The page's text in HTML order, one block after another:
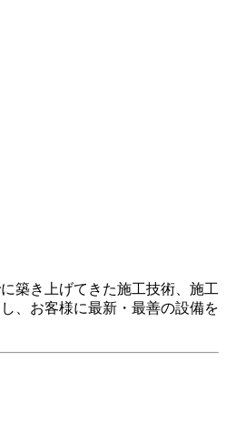
築き上げてきた施工技術、施工
、お客様に最新・最善の設備を